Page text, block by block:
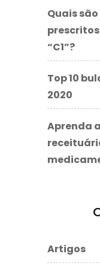
Quais
“C1”?
Top 10
2020
Aprenda
Artigos